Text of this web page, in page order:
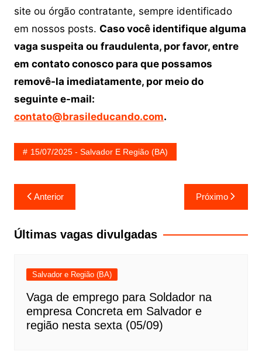
site ou órgão contratante, sempre identificado
em nossos posts. Caso você identifique alguma
vaga suspeita ou fraudulenta, por favor, entre
em contato conosco para que possamos
removê-la imediatamente, por meio do
seguinte e-mail:
contato@brasileducando.com.
15/07/2025 - Salvador E Região (BA)
Navegação
de
Post
Anterior Próximo
Últimas vagas divulgadas
Salvador e Região (BA)
Vaga de emprego para Soldador na
empresa Concreta em Salvador e
região nesta sexta (05/09)